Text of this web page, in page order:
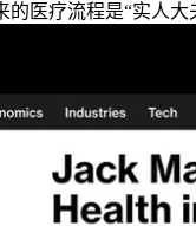
医疗流程是“实人大